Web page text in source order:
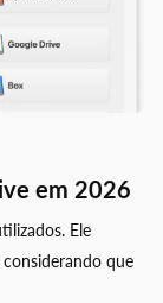
em 2026
Ele
que